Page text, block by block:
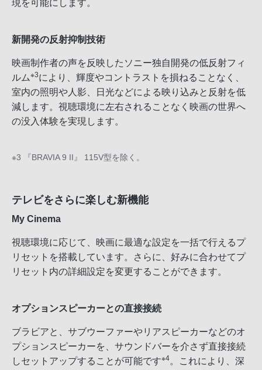
現を可能にします。
新開発の反射抑制技術
映画制作者の声を反映したソニー独自開発の低反射フィ
ルム※3により、輝度やコントラストを損ねることなく、
室内の照明や人影、日光などによる映り込みと反射を低
減します。視聴環境に左右されることなく映画の世界へ
の没入体験を実現します。
※3 『BRAVIA 9 II』 115V型を除く。
テレビをさらに楽しむ新機能
My Cinema
視聴環境に応じて、映画に最適な設定を一括で行えるプ
リセットを搭載しています。さらに、好みに合わせてプ
リセット内の詳細設定を変更することができます。
オプションスピーカーとの直接接続
ブラビアと、サブウーファーやリアスピーカーなどのオ
プションスピーカーを、サウンドバーを介さず直接接続
しセットアップすることが可能です※4。これにより、深